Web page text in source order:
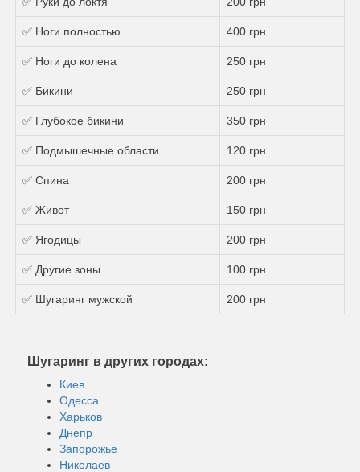
✅ Ноги полностью 400 грн
✅ Ноги до колена 250 грн
✅ Бикини 250 грн
✅ Глубокое бикини 350 грн
✅ Подмышечные области 120 грн
✅ Спина 200 грн
✅ Живот 150 грн
✅ Ягодицы 200 грн
✅ Другие зоны 100 грн
✅ Шугаринг мужской 200 грн
Шугаринг в других городах:
Киев
Одесса
Харьков
Днепр
Запорожье
Николаев